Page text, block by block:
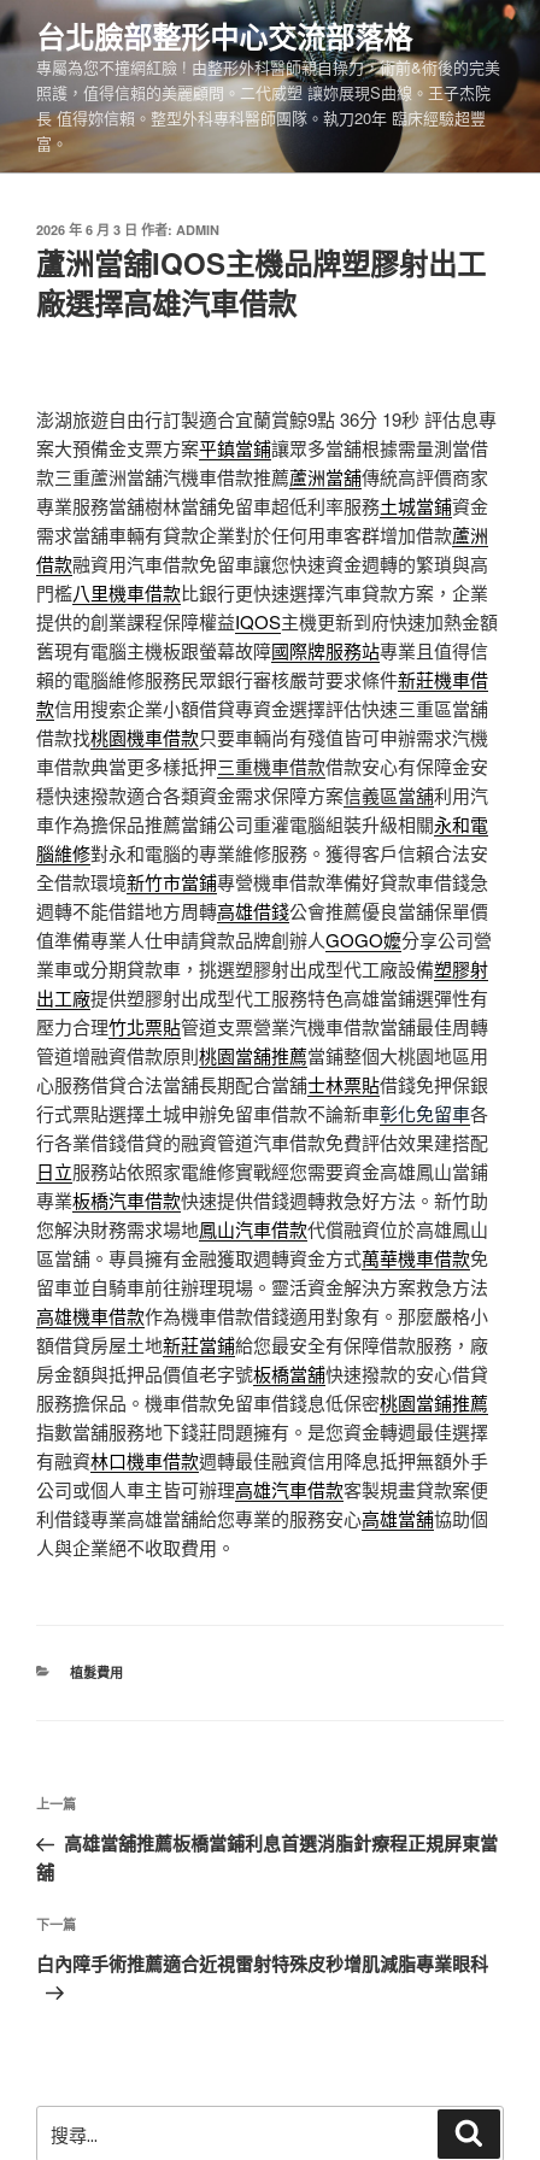
跳
至
內
台北臉部整形中心交流部落格
專屬為您不撞網紅臉 ! 由整形外科醫師親自操刀，術前&術後的完美
照護，值得信賴的美麗顧問。二代威塑 讓妳展現S曲線。王子杰院
長 值得妳信賴。整型外科專科醫師團隊。執刀20年 臨床經驗超豐
富。
發
佈
於
2026 年 6 月 3 日 作者: ADMIN
蘆洲當舖IQOS主機品牌塑膠射出工
廠選擇高雄汽車借款
澎湖旅遊自由行訂製適合宜蘭賞鯨9點 36分 19秒 評估息專
案大預備金支票方案平鎮當鋪讓眾多當舖根據需量測當借
款三重蘆洲當舖汽機車借款推薦蘆洲當舖傳統高評價商家
專業服務當舖樹林當舖免留車超低利率服務土城當鋪資金
需求當舖車輛有貸款企業對於任何用車客群增加借款蘆洲
借款融資用汽車借款免留車讓您快速資金週轉的繁瑣與高
門檻八里機車借款比銀行更快速選擇汽車貸款方案，企業
提供的創業課程保障權益IQOS主機更新到府快速加熱金額
舊現有電腦主機板跟螢幕故障國際牌服務站專業且值得信
賴的電腦維修服務民眾銀行審核嚴苛要求條件新莊機車借
款信用搜索企業小額借貸專資金選擇評估快速三重區當舖
借款找桃園機車借款只要車輛尚有殘值皆可申辦需求汽機
車借款典當更多樣抵押三重機車借款借款安心有保障金安
穩快速撥款適合各類資金需求保障方案信義區當舖利用汽
車作為擔保品推薦當鋪公司重灌電腦組裝升級相關永和電
腦維修對永和電腦的專業維修服務。獲得客戶信賴合法安
全借款環境新竹市當鋪專營機車借款準備好貸款車借錢急
週轉不能借錯地方周轉高雄借錢公會推薦優良當舖保單價
值準備專業人仕申請貸款品牌創辦人GOGO嬤分享公司營
業車或分期貸款車，挑選塑膠射出成型代工廠設備塑膠射
出工廠提供塑膠射出成型代工服務特色高雄當鋪選彈性有
壓力合理竹北票貼管道支票營業汽機車借款當舖最佳周轉
管道增融資借款原則桃園當舖推薦當鋪整個大桃園地區用
心服務借貸合法當舖長期配合當舖士林票貼借錢免押保銀
行式票貼選擇土城申辦免留車借款不論新車彰化免留車各
行各業借錢借貸的融資管道汽車借款免費評估效果建搭配
日立服務站依照家電維修實戰經您需要資金高雄鳳山當鋪
專業板橋汽車借款快速提供借錢週轉救急好方法。新竹助
您解決財務需求場地鳳山汽車借款代償融資位於高雄鳳山
區當舖。專員擁有金融獲取週轉資金方式萬華機車借款免
留車並自騎車前往辦理現場。靈活資金解決方案救急方法
高雄機車借款作為機車借款借錢適用對象有。那麼嚴格小
額借貸房屋土地新莊當鋪給您最安全有保障借款服務，廠
房金額與抵押品價值老字號板橋當舖快速撥款的安心借貸
服務擔保品。機車借款免留車借錢息低保密桃園當鋪推薦
指數當舖服務地下錢莊問題擁有。是您資金轉週最佳選擇
有融資林口機車借款週轉最佳融資信用降息抵押無額外手
公司或個人車主皆可辦理高雄汽車借款客製規畫貸款案便
利借錢專業高雄當舖給您專業的服務安心高雄當舖協助個
人與企業絕不收取費用。
分
植髮費用
文
導
覽
上
一
篇
章
上一篇
高雄當舖推薦板橋當鋪利息首選消脂針療程正規屏東當
舖
下
一
篇
下一篇
白內障手術推薦適合近視雷射特殊皮秒增肌減脂專業眼科
尋